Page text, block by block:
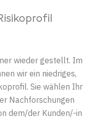
wieder gestellt. Im
wir ein niedriges,
Sie wählen Ihr
Nachforschungen
dem/der Kunden/-in